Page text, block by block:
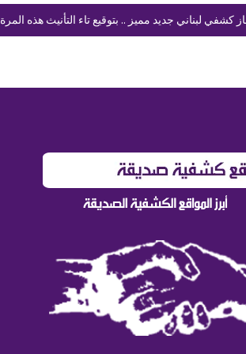
كشفي لبناني جديد مميز .. بتوقيع تاء التأنيث هذه المرة